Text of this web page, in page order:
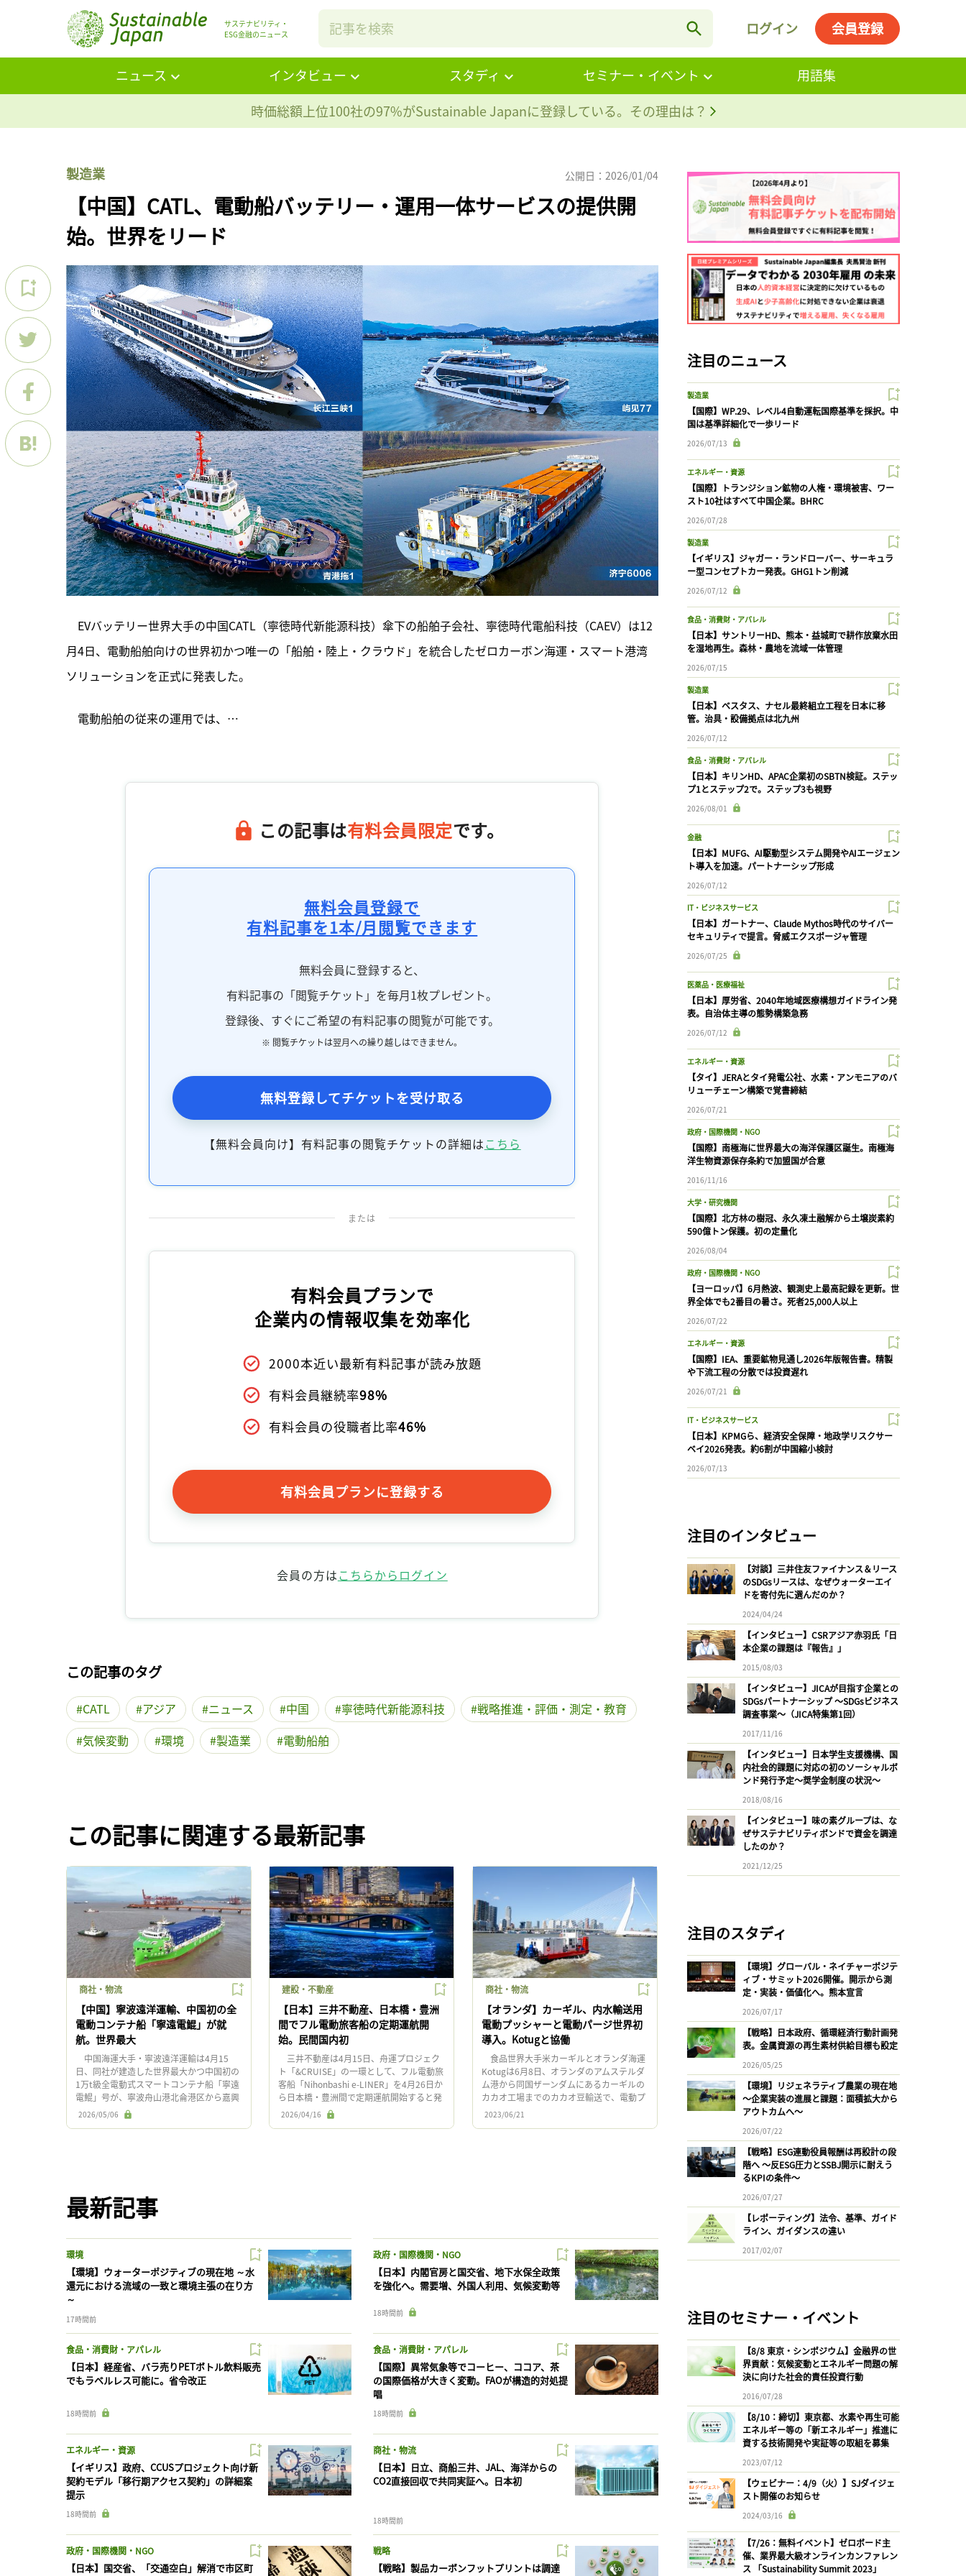
サステナビリティ・
ESG金融のニュース
ログイン 会員登録
ニュース インタビュー スタディ セミナー・イベント
用語集
時価総額上位100社の97%がSustainable Japanに登録している。その理由は？
製造業 公開日：2026/01/04
【中国】CATL、電動船バッテリー・運用一体サービスの提供開
始。世界をリード
EVバッテリー世界大手の中国CATL（寧徳時代新能源科技）傘下の船舶子会社、寧徳時代電船科技（CAEV）は12
月4日、電動船舶向けの世界初かつ唯一の「船舶・陸上・クラウド」を統合したゼロカーボン海運・スマート港湾
ソリューションを正式に発表した。
電動船舶の従来の運用では、…
この記事は有料会員限定です。
無料会員登録で
有料記事を1本/月閲覧できます
無料会員に登録すると、
有料記事の「閲覧チケット」を毎月1枚プレゼント。
登録後、すぐにご希望の有料記事の閲覧が可能です。
※ 閲覧チケットは翌月への繰り越しはできません。
無料登録してチケットを受け取る
【無料会員向け】有料記事の閲覧チケットの詳細はこちら
または
有料会員プランで
企業内の情報収集を効率化
2000本近い最新有料記事が読み放題
有料会員継続率98%
有料会員の役職者比率46%
有料会員プランに登録する
会員の方はこちらからログイン
この記事のタグ
CATL アジア ニュース 中国 寧徳時代新能源科技
戦略推進・評価・測定・教育
気候変動
環境 製造業 電動船舶
この記事に関連する最新記事
商社・物流
【中国】寧波遠洋運輸、中国初の全
電動コンテナ船「寧遠電鯤」が就
航。世界最大
中国海運大手・寧波遠洋運輸は4月15
日、同社が建造した世界最大かつ中国初の
1万t級全電動式スマートコンテナ船「寧遠
電鯤」号が、寧波舟山港北侖港区から嘉興
港乍浦港区へ向けて出航。正式に商業航路
の運航を開始した。 「寧遠 […]
2026/05/06
建設・不動産
【日本】三井不動産、日本橋・豊洲
間でフル電動旅客船の定期運航開
始。民間国内初
三井不動産は4月15日、舟運プロジェク
ト「&CRUISE」の一環として、フル電動旅
客船「Nihonbashi e-LINER」を4月26日か
ら日本橋・豊洲間で定期運航開始すると発
表した。民間企業によるフル電動 […]
2026/04/16
商社・物流
【オランダ】カーギル、内水輸送用
電動プッシャーと電動パージ世界初
導入。Kotugと協働
食品世界大手米カーギルとオランダ海運
Kotugは6月8日、オランダのアムステルダ
ム港から同国ザーンダムにあるカーギルの
カカオ工場までのカカオ豆輸送で、電動プ
ッシャー「E-Pusher」及び電動バージ「E-
Barges」 […]
2023/06/21
最新記事
環境
【環境】ウォーターポジティブの現在地 ～水
還元における流域の一致と環境主張の在り方
～
17時間前
政府・国際機関・NGO
【日本】内閣官房と国交省、地下水保全政策
を強化へ。需要増、外国人利用、気候変動等
18時間前
食品・消費財・アパレル
【日本】経産省、バラ売りPETボトル飲料販売
でもラベルレス可能に。省令改正
18時間前
食品・消費財・アパレル
【国際】異常気象等でコーヒー、ココア、茶
の国際価格が大きく変動。FAOが構造的対処提
唱
18時間前
エネルギー・資源
【イギリス】政府、CCUSプロジェクト向け新
契約モデル「移行期アクセス契約」の詳細案
提示
18時間前
商社・物流
【日本】日立、商船三井、JAL、海洋からの
CO2直接回収で共同実証へ。日本初
18時間前
政府・国際機関・NGO
【日本】国交省、「交通空白」解消で市区町
戦略
【戦略】製品カーボンフットプリントは調達
注目のニュース
製造業
【国際】WP.29、レベル4自動運転国際基準を採択。中
国は基準詳細化で一歩リード
2026/07/13
エネルギー・資源
【国際】トランジション鉱物の人権・環境被害、ワー
スト10社はすべて中国企業。BHRC
2026/07/28
製造業
【イギリス】ジャガー・ランドローバー、サーキュラ
ー型コンセプトカー発表。GHG1トン削減
2026/07/12
食品・消費財・アパレル
【日本】サントリーHD、熊本・益城町で耕作放棄水田
を湿地再生。森林・農地を流域一体管理
2026/07/15
製造業
【日本】ベスタス、ナセル最終組立工程を日本に移
管。治具・設備拠点は北九州
2026/07/12
食品・消費財・アパレル
【日本】キリンHD、APAC企業初のSBTN検証。ステッ
プ1とステップ2で。ステップ3も視野
2026/08/01
金融
【日本】MUFG、AI駆動型システム開発やAIエージェン
ト導入を加速。パートナーシップ形成
2026/07/12
IT・ビジネスサービス
【日本】ガートナー、Claude Mythos時代のサイバー
セキュリティで提言。脅威エクスポージャ管理
2026/07/25
医薬品・医療福祉
【日本】厚労省、2040年地域医療構想ガイドライン発
表。自治体主導の態勢構築急務
2026/07/12
エネルギー・資源
【タイ】JERAとタイ発電公社、水素・アンモニアのバ
リューチェーン構築で覚書締結
2026/07/21
政府・国際機関・NGO
【国際】南極海に世界最大の海洋保護区誕生。南極海
洋生物資源保存条約で加盟国が合意
2016/11/16
大学・研究機関
【国際】北方林の樹冠、永久凍土融解から土壌炭素約
590億トン保護。初の定量化
2026/08/04
政府・国際機関・NGO
【ヨーロッパ】6月熱波、観測史上最高記録を更新。世
界全体でも2番目の暑さ。死者25,000人以上
2026/07/22
エネルギー・資源
【国際】IEA、重要鉱物見通し2026年版報告書。精製
や下流工程の分散では投資遅れ
2026/07/21
IT・ビジネスサービス
【日本】KPMGら、経済安全保障・地政学リスクサー
ベイ2026発表。約6割が中国縮小検討
2026/07/13
注目のインタビュー
【対談】三井住友ファイナンス＆リース
のSDGsリースは、なぜウォーターエイ
ドを寄付先に選んだのか？
2024/04/24
【インタビュー】CSRアジア赤羽氏「日
本企業の課題は『報告』」
2015/08/03
【インタビュー】JICAが目指す企業との
SDGsパートナーシップ 〜SDGsビジネス
調査事業〜（JICA特集第1回）
2017/11/16
【インタビュー】日本学生支援機構、国
内社会的課題に対応の初のソーシャルボ
ンド発行予定〜奨学金制度の状況〜
2018/08/16
【インタビュー】味の素グループは、な
ぜサステナビリティボンドで資金を調達
したのか？
2021/12/25
注目のスタディ
【環境】グローバル・ネイチャーポジテ
ィブ・サミット2026開催。開示から測
定・実装・価値化へ。熊本宣言
2026/07/17
【戦略】日本政府、循環経済行動計画発
表。金属資源の再生素材供給目標も設定
2026/05/25
【環境】リジェネラティブ農業の現在地
〜企業実装の進展と課題：面積拡大から
アウトカムへ〜
2026/07/22
【戦略】ESG連動役員報酬は再設計の段
階へ 〜反ESG圧力とSSBJ開示に耐えう
るKPIの条件〜
2026/07/27
【レポーティング】法令、基準、ガイド
ライン、ガイダンスの違い
2017/02/07
注目のセミナー・イベント
【8/8 東京・シンポジウム】金融界の世
界貢献：気候変動とエネルギー問題の解
決に向けた社会的責任投資行動
2016/07/28
【8/10：締切】東京都、水素や再生可能
エネルギー等の「新エネルギー」推進に
資する技術開発や実証等の取組を募集
2023/07/12
【ウェビナー：4/9（火）】SJダイジェ
スト開催のお知らせ
2024/03/16
【7/26：無料イベント】ゼロボード主
催、業界最大級オンラインカンファレン
ス 「Sustainability Summit 2023」
記事をお気に入りに保存するには